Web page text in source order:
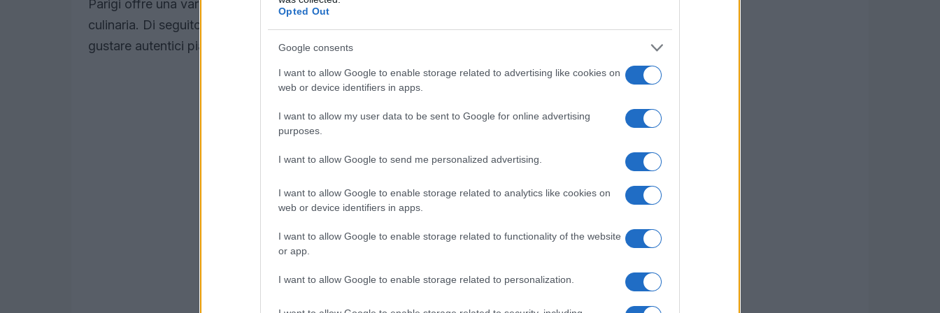
Opted Out
Google consents
I want to allow Google to enable storage related to advertising like cookies on
web or device identifiers in apps.
I want to allow my user data to be sent to Google for online advertising
purposes.
I want to allow Google to send me personalized advertising.
I want to allow Google to enable storage related to analytics like cookies on
web or device identifiers in apps.
I want to allow Google to enable storage related to functionality of the website
or app.
I want to allow Google to enable storage related to personalization.
Parigi offre una varietà di ristoranti africani, ideali per intraprendere un’avventura
culinaria. Di seguito sono riportati alcuni dei locali più interessanti dove è possibile
gustare autentici piatti africani.